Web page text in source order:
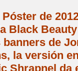
de
Black
de
la versión
Shrapnel